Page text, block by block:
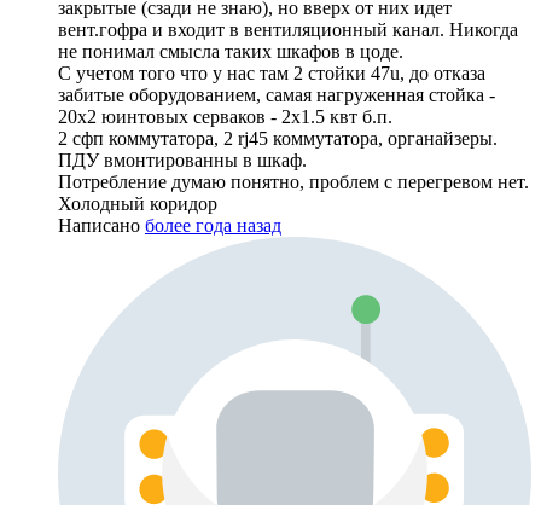
закрытые (сзади не знаю), но вверх от них идет
вент.гофра и входит в вентиляционный канал. Никогда
не понимал смысла таких шкафов в цоде.
С учетом того что у нас там 2 стойки 47u, до отказа
забитые оборудованием, самая нагруженная стойка -
20х2 юинтовых серваков - 2х1.5 квт б.п.
2 сфп коммутатора, 2 rj45 коммутатора, органайзеры.
ПДУ вмонтированны в шкаф.
Потребление думаю понятно, проблем с перегревом нет.
Холодный коридор
Написано более года назад